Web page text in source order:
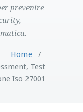
prevenire
Home/
Test
Iso 27001